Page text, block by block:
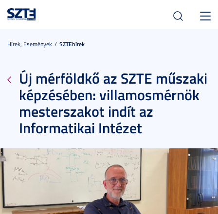
Hírek, Események SZTEhírek
Új mérföldkő az SZTE műszaki
képzésében: villamosmérnök
mesterszakot indít az
Informatikai Intézet